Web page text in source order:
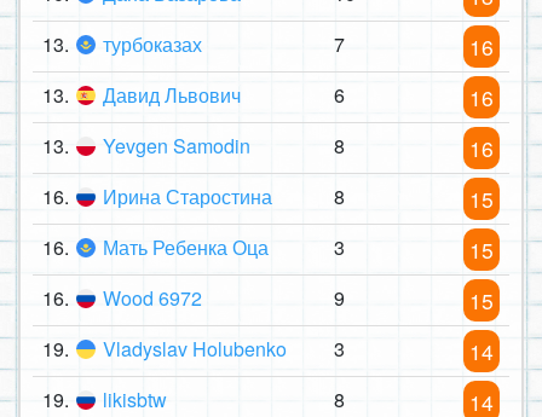
13. турбоказах 7 16
13. Давид Львович 6 16
13. Yevgen Samodin 8 16
16. Ирина Старостина 8 15
16. Мать Ребенка Оца 3 15
16. Wood 6972 9 15
19. Vladyslav Holubenko 3 14
19. likisbtw 8 14